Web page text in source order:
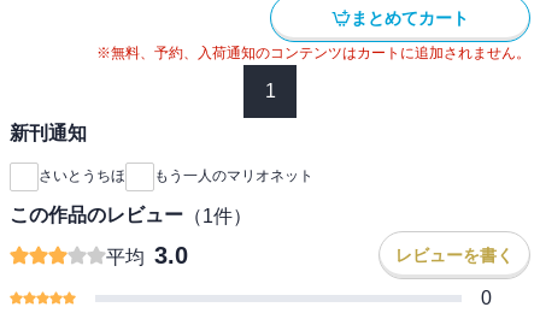
まとめてカート
※無料、予約、入荷通知のコンテンツはカートに追加されません。
1
新刊通知
さいとうちほ もう一人のマリオネット
この作品のレビュー （1件）
平均 3.0 レビューを書く
0